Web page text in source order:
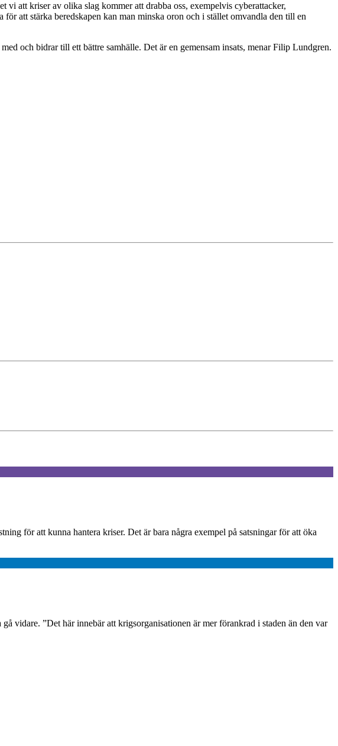
att kriser av olika slag kommer att drabba oss, exempelvis cyberattacker,
att stärka beredskapen kan man minska oron och i stället omvandla den till en
och bidrar till ett bättre samhälle. Det är en gemensam insats, menar Filip Lundgren.
för att kunna hantera kriser. Det är bara några exempel på satsningar för att öka
vidare. ”Det här innebär att krigsorganisationen är mer förankrad i staden än den var